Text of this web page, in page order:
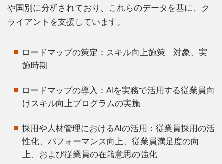
や国別に分析されており、これらのデータを基に、ク
ライアントを支援しています。
ロードマップの策定：スキル向上施策、対象、実
施時期
ロードマップの導入：AIを実務で活用する従業員向
けスキル向上プログラムの実施
採用や人材管理におけるAIの活用：従業員採用の活
性化、パフォーマンス向上、従業員満足度の向
上、および従業員の在籍意思の強化